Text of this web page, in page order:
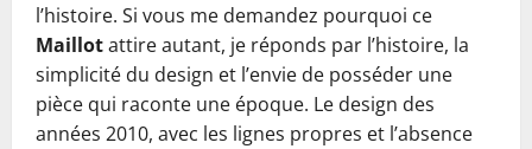
l’histoire. Si vous me demandez pourquoi ce
Maillotattire autant, je réponds par l’histoire, la
simplicité du design et l’envie de posséder une
pièce qui raconte une époque. Le design des
années 2010, avec les lignes propres et l’absence